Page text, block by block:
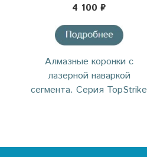
4 100 ₽
Алмазные коронки с
лазерной наваркой
сегмента. Серия TopStrike